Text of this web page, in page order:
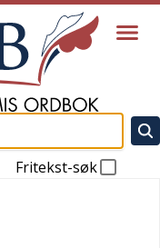
Fritekst-søk